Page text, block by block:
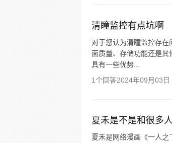
清瞳监控有点坑啊
对于您认为清瞳监控存
面质量、存储功能还是
具有一些优势...
1个回答2024年09月03日
夏禾是不是和很多人
夏禾是网络漫画《一人